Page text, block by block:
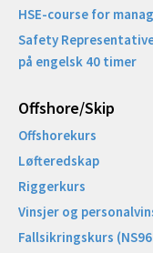
HSE-course for
Safety
på engelsk 40 timer
Offshore/Skip​
Offshorekurs
Løfteredskap
Riggerkurs
Vinsjer og
Fallsikringskurs